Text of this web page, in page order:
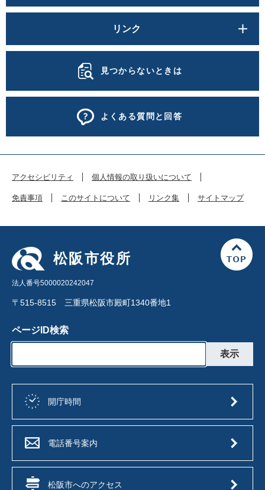
リンク
見つからないときは
よくある質問と回答
アクセシビリティ 個人情報の取り扱いについて
免責事項 このサイトについて リンク集 サイトマップ
松阪市役所
法人番号5000020242047
〒515-8515 三重県松阪市殿町1340番地1
ページID検索
開庁時間
電話番号案内
松阪市へのアクセス